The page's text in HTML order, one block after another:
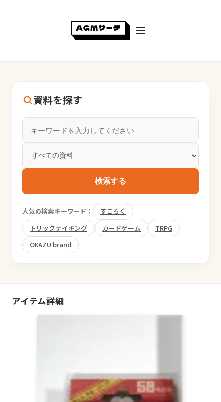
資料を探す
検索する
人気の検索キーワード：
すごろく
トリックテイキング
カードゲーム
TRPG
OKAZU brand
アイテム詳細